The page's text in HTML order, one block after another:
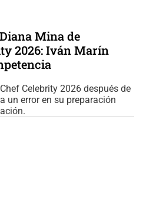
Mina de
2026: Iván Marín
Celebrity 2026 después de
un error en su preparación